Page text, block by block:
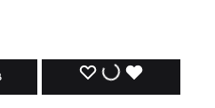
WISHLISTWISHLIST